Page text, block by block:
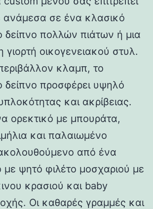
ανάμεσα σε ένα κλασικό
δείπνο πολλών πιάτων ή μια
γιορτή οικογενειακού στυλ.
κλαμπ, το
δείπνο προσφέρει υψηλό
και ακρίβειας.
ορεκτικό με μπουράτα,
και παλαιωμένο
από ένα
με ψητό φιλέτο μοσχαριού με
κρασιού και baby
Οι καθαρές γραμμές και